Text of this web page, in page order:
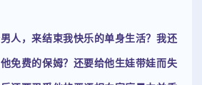
人，来结束我快乐的单身生活？我还
免费的保姆？还要给他生娃带娃而失